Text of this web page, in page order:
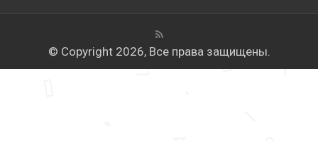
© Copyright 2026, Все права защищены.